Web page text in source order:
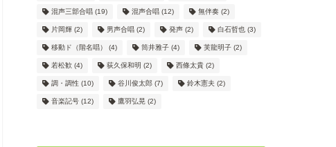
混声三部合唱(19) 混声合唱(12) 無伴奏(2)
片岡輝(2) 男声合唱(2) 発声(2) 白石哲也 (3)
移動ド（階名唱） (4) 筒井雅子(4) 芙龍明子(2)
若松歓(4) 荻久保和明 (2) 西條太貴(2)
調・調性(10) 谷川俊太郎(7) 鈴木憲夫(2)
音楽記号(12) 鷹羽弘晃(2)